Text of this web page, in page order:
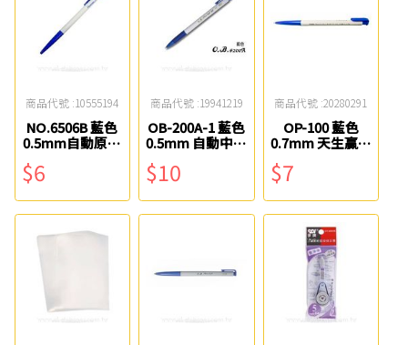
商品代號 :10555194
NO.6506B 藍色
0.5mm自動原子
$6
商品代號 :19941219
OB-200A-1 藍色
0.5mm 自動中性
$10
商品代號 :20280291
OP-100 藍色
0.7mm 天生贏家
中油筆 TOWO
$7